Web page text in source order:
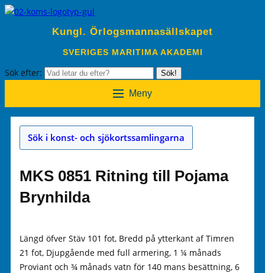
Kungl. Örlogsmannasällskapet
SVERIGES MARITIMA AKADEMI
Sök efter: Sök!
Meny
Sök i konst- och sjökortssamlingarna
MKS 0851 Ritning till Pojama
Brynhilda
Längd öfver Stäv 101 fot, Bredd på ytterkant af Timren
21 fot, Djupgående med full armering, 1 ¼ månads
Proviant och ¾ månads vatn för 140 mans besättning, 6